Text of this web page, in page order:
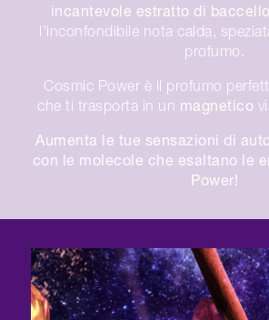
incantevole estratto di
l'inconfondibile nota calda,
profumo.
Cosmic Power è il profumo
che ti trasporta in un magnetico
Aumenta le tue sensazioni di
con le molecole che esaltano le
Power!